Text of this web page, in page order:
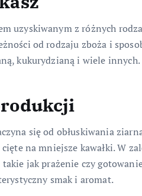
uzyskiwanym z różnych
od rodzaju zboża i
kukurydzianą i wiele
się od obłuskiwania
na mniejsze kawałki. W
jak prażenie czy
smak i aromat.